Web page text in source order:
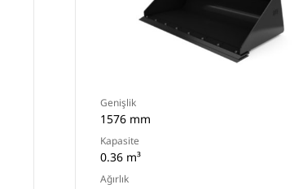
Genişlik
1576 mm
Kapasite
0.36 m³
Ağırlık